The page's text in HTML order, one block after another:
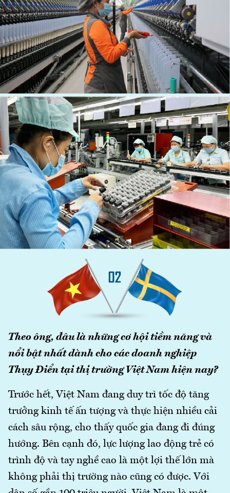
Theo ông, đâu là những cơ hội tiềm năng và
nổi bật nhất dành cho các doanh nghiệp
Thụy Điển tại thị trường Việt Nam hiện nay?
Trước hết, Việt Nam đang duy trì tốc độ tăng
trưởng kinh tế ấn tượng và thực hiện nhiều cải
cách sâu rộng, cho thấy quốc gia đang đi đúng
hướng. Bên cạnh đó, lực lượng lao động trẻ có
trình độ và tay nghề cao là một lợi thế lớn mà
không phải thị trường nào cũng có được. Với